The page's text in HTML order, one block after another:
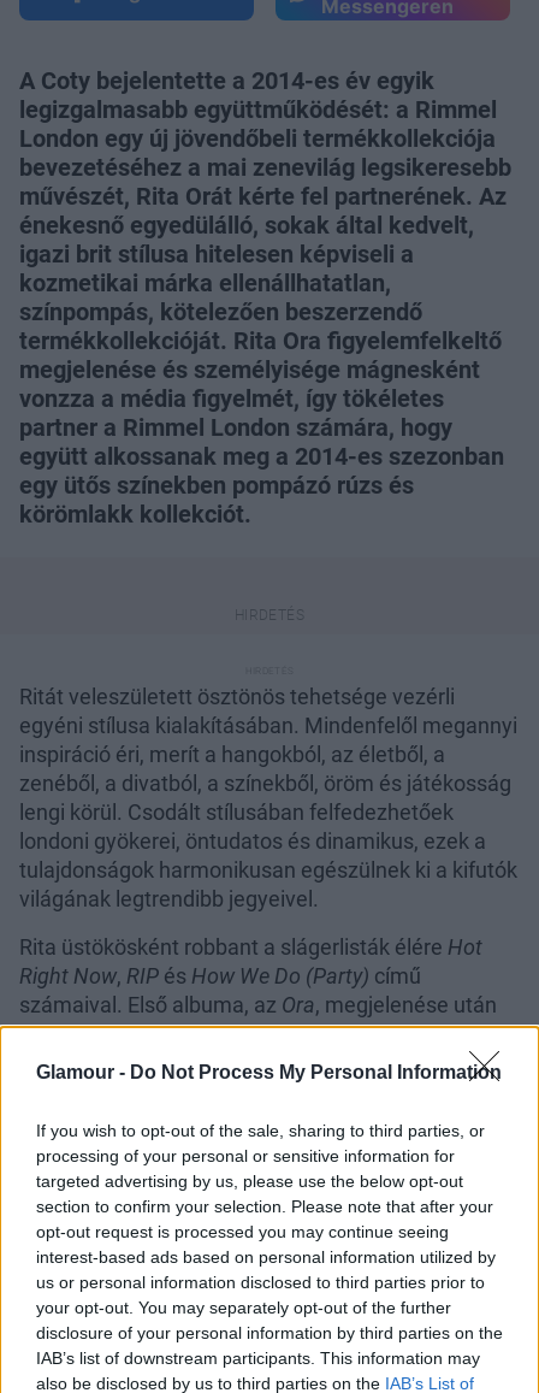
Glamour - Do Not Process My Personal Information
If you wish to opt-out of the sale, sharing to third parties, or
processing of your personal or sensitive information for
targeted advertising by us, please use the below opt-out
section to confirm your selection. Please note that after your
opt-out request is processed you may continue seeing
interest-based ads based on personal information utilized by
us or personal information disclosed to third parties prior to
your opt-out. You may separately opt-out of the further
disclosure of your personal information by third parties on the
IAB’s list of downstream participants. This information may
also be disclosed by us to third parties on the IAB’s List of
Messengeren
A Coty bejelentette a 2014-es év egyik
legizgalmasabb együttműködését: a Rimmel
London egy új jövendőbeli termékkollekciója
bevezetéséhez a mai zenevilág legsikeresebb
művészét, Rita Orát kérte fel partnerének. Az
énekesnő egyedülálló, sokak által kedvelt,
igazi brit stílusa hitelesen képviseli a
kozmetikai márka ellenállhatatlan,
színpompás, kötelezően beszerzendő
termékkollekcióját. Rita Ora figyelemfelkeltő
megjelenése és személyisége mágnesként
vonzza a média figyelmét, így tökéletes
partner a Rimmel London számára, hogy
együtt alkossanak meg a 2014-es szezonban
egy ütős színekben pompázó rúzs és
körömlakk kollekciót.
Ritát veleszületett ösztönös tehetsége vezérli
egyéni stílusa kialakításában. Mindenfelől megannyi
inspiráció éri, merít a hangokból, az életből, a
zenéből, a divatból, a színekből, öröm és játékosság
lengi körül. Csodált stílusában felfedezhetőek
londoni gyökerei, öntudatos és dinamikus, ezek a
tulajdonságok harmonikusan egészülnek ki a kifutók
világának legtrendibb jegyeivel.
Rita üstökösként robbant a slágerlisták élére Hot
Right Now, RIP és How We Do (Party) című
számaival. Első albuma, az Ora, megjelenése után
azonnal az angol toplista élére került, majd
hatalmas nemzetközi sikert aratott. A közönség már
türelmetlenül várja 2. albumának megszületését.
A Rimmel London és Rita Ora között létrejött
együttműködésről beszélt Johanna Businelli, a Coty
Beauty Dekorkozmetikai Részleg szenior alelnöke:
Nagyon izgatottan várjuk ezt a közös munkát. Rita
annyira friss és fiatal, hatalmas nemzetközi karrier